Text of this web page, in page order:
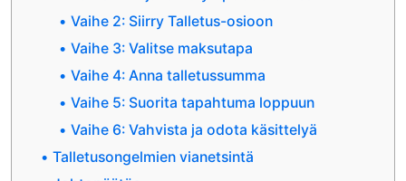
Vaihe 2: Siirry Talletus-osioon
Vaihe 3: Valitse maksutapa
Vaihe 4: Anna talletussumma
Vaihe 5: Suorita tapahtuma loppuun
Vaihe 6: Vahvista ja odota käsittelyä
Talletusongelmien vianetsintä